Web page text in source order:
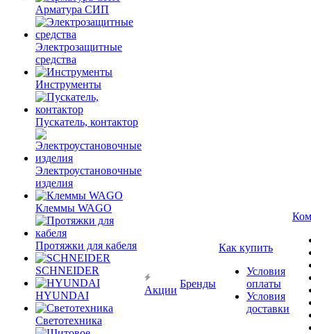
Арматура СИП
Электрозащитные
средства
Инструменты
Пускатель, контактор
Электроустановочные
изделия
Клеммы WAGO
Протяжки для кабеля
SCHNEIDER
HYUNDAI
Светотехника
Акции
Бренды
Как купить
Условия
оплаты
Условия
доставки